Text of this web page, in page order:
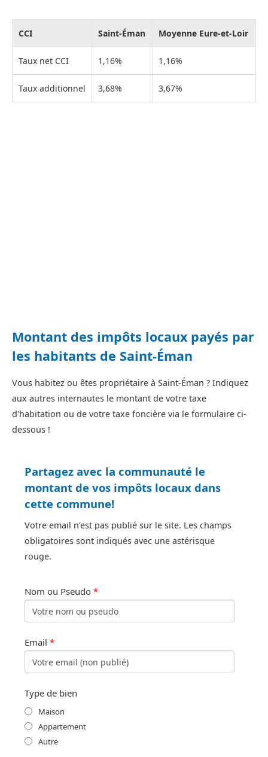
CCI Saint-Éman Moyenne Eure-et-Loir
Taux net CCI 1,16% 1,16%
Taux additionnel 3,68% 3,67%
Montant des impôts locaux payés par
les habitants de Saint-Éman
Vous habitez ou êtes propriétaire à Saint-Éman ? Indiquez
aux autres internautes le montant de votre taxe
d'habitation ou de votre taxe foncière via le formulaire ci-
dessous !
Partagez avec la communauté le
montant de vos impôts locaux dans
cette commune!
Votre email n'est pas publié sur le site. Les champs
obligatoires sont indiqués avec une astérisque
rouge.
Nom ou Pseudo *
Email *
Type de bien
Maison
Appartement
Autre